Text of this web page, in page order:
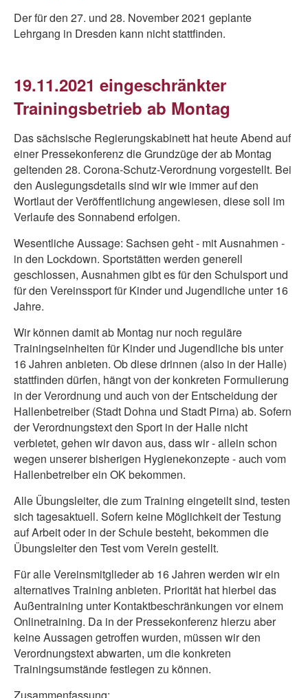
Der für den 27. und 28. November 2021 geplante
Lehrgang in Dresden kann nicht stattfinden.
19.11.2021 eingeschränkter
Trainingsbetrieb ab Montag
Das sächsische Regierungskabinett hat heute Abend auf
einer Pressekonferenz die Grundzüge der ab Montag
geltenden 28. Corona-Schutz-Verordnung vorgestellt. Bei
den Auslegungsdetails sind wir wie immer auf den
Wortlaut der Veröffentlichung angewiesen, diese soll im
Verlaufe des Sonnabend erfolgen.
Wesentliche Aussage: Sachsen geht - mit Ausnahmen -
in den Lockdown. Sportstätten werden generell
geschlossen, Ausnahmen gibt es für den Schulsport und
für den Vereinssport für Kinder und Jugendliche unter 16
Jahre.
Wir können damit ab Montag nur noch reguläre
Trainingseinheiten für Kinder und Jugendliche bis unter
16 Jahren anbieten. Ob diese drinnen (also in der Halle)
stattfinden dürfen, hängt von der konkreten Formulierung
in der Verordnung und auch von der Entscheidung der
Hallenbetreiber (Stadt Dohna und Stadt Pirna) ab. Sofern
der Verordnungstext den Sport in der Halle nicht
verbietet, gehen wir davon aus, dass wir - allein schon
wegen unserer bisherigen Hygienekonzepte - auch vom
Hallenbetreiber ein OK bekommen.
Alle Übungsleiter, die zum Training eingeteilt sind, testen
sich tagesaktuell. Sofern keine Möglichkeit der Testung
auf Arbeit oder in der Schule besteht, bekommen die
Übungsleiter den Test vom Verein gestellt.
Für alle Vereinsmitglieder ab 16 Jahren werden wir ein
alternatives Training anbieten. Priorität hat hierbei das
Außentraining unter Kontaktbeschränkungen vor einem
Onlinetraining. Da in der Pressekonferenz hierzu aber
keine Aussagen getroffen wurden, müssen wir den
Verordnungstext abwarten, um die konkreten
Trainingsumstände festlegen zu können.